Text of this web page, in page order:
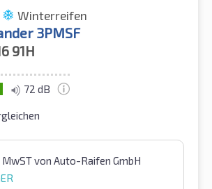
Winterreifen
3PMSF
91H
72 dB
MwSTvon Auto-Raifen GmbH